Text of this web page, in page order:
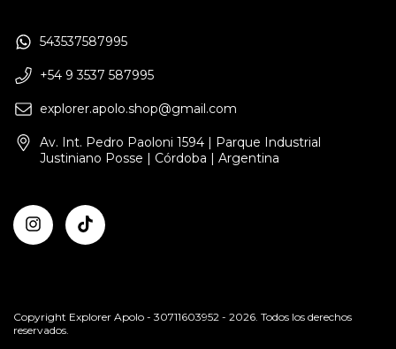
543537587995
+54 9 3537 587995
explorer.apolo.shop@gmail.com
Av. Int. Pedro Paoloni 1594 | Parque Industrial
Justiniano Posse | Córdoba | Argentina
Copyright Explorer Apolo - 30711603952 - 2026. Todos los derechos
reservados.